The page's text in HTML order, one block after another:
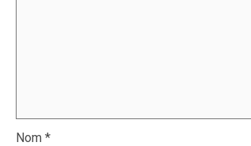
Nom *